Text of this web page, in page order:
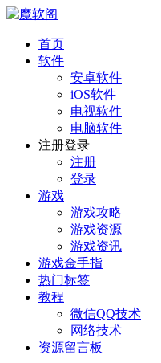
首页
软件
安卓软件
iOS软件
电视软件
电脑软件
注册登录
注册
登录
游戏
游戏攻略
游戏资源
游戏资讯
游戏金手指
热门标签
教程
微信QQ技术
网络技术
资源留言板